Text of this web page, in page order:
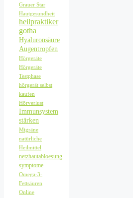
Grauer Star
Hautgesundheit
heilpraktiker
gotha
Hyaluronsäure
Augentropfen
Hörgeräte
Hörgeräte
Testphase
hörgerät selbst
kaufen
Hörverlust
Immunsystem
stärken
Migräne
natürliche
Heilmittel
netzhautabloesung
symptome
Omega-3-
Fettsäuren
Online